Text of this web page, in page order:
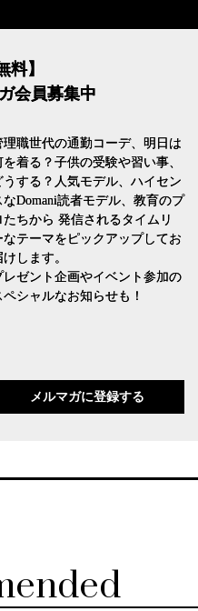
料】
会員募集中
理職世代の通勤コーデ、明日は
を着る？子供の受験や習い事、
うする？人気モデル、ハイセン
なDomani読者モデル、教育のプ
たちから 発信されるタイムリ
なテーマをピックアップしてお
けします。
レゼント企画やイベント参加の
ペシャルなお知らせも！
メルマガに登録する